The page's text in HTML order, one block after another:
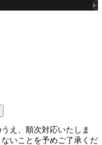
え、順次対応いたしま
いことを予めご了承くだ